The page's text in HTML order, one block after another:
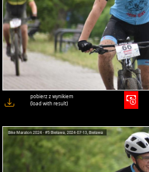
pobierz z wynikiem
(load with result)